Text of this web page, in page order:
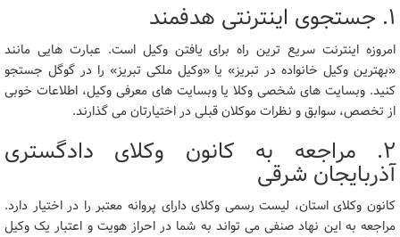
۱. جستجوی اینترنتی هدفمند
امروزه اینترنت سریع ترین راه برای یافتن وکیل است. عبارت هایی مانند
«بهترین وکیل خانواده در تبریز» یا «وکیل ملکی تبریز» را در گوگل جستجو
کنید. وبسایت های شخصی وکلا یا وبسایت های معرفی وکیل، اطلاعات خوبی
از تخصص، سوابق و نظرات موکلان قبلی در اختیارتان می گذارند.
۲. مراجعه به کانون وکلای دادگستری
آذربایجان شرقی
کانون وکلای استان، لیست رسمی وکلای دارای پروانه معتبر را در اختیار دارد.
مراجعه به این نهاد صنفی می تواند به شما در احراز هویت و اعتبار یک وکیل